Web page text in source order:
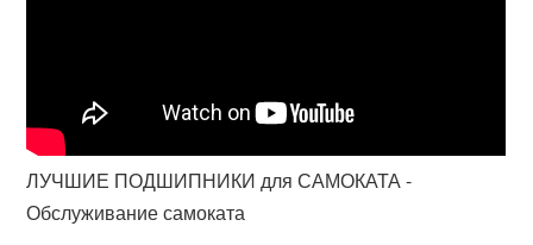
ЛУЧШИЕ ПОДШИПНИКИ для САМОКАТА -
Обслуживание самоката